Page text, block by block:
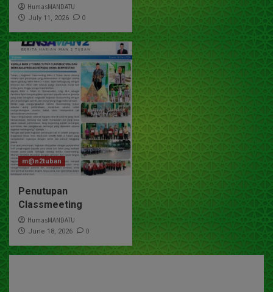
HumasMANDATU
July 11, 2026 0
m@n2tuban
Penutupan
Classmeeting
HumasMANDATU
June 18, 2026 0